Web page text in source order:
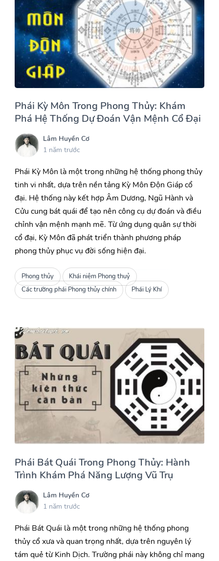
Phái Kỳ Môn Trong Phong Thủy: Khám
Phá Hệ Thống Dự Đoán Vận Mệnh Cổ Đại
Lâm Huyền Cơ
1 năm trước
Phái Kỳ Môn là một trong những hệ thống phong thủy
tinh vi nhất, dựa trên nền tảng Kỳ Môn Độn Giáp cổ
đại. Hệ thống này kết hợp Âm Dương, Ngũ Hành và
Cửu cung bát quái để tạo nên công cụ dự đoán và điều
chỉnh vận mệnh mạnh mẽ. Từ ứng dụng quân sự thời
cổ đại, Kỳ Môn đã phát triển thành phương pháp
phong thủy phục vụ đời sống hiện đại.
Phong thủy
Khái niệm Phong thuỷ
Các trường phái Phong thủy chính
Phái Lý Khí
Phái Bát Quái Trong Phong Thủy: Hành
Trình Khám Phá Năng Lượng Vũ Trụ
Lâm Huyền Cơ
1 năm trước
Phái Bát Quái là một trong những hệ thống phong
thủy cổ xưa và quan trọng nhất, dựa trên nguyên lý
tám quẻ từ Kinh Dịch. Trường phái này không chỉ mang